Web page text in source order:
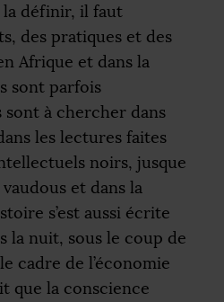
la définir, il faut
des pratiques et des
Afrique et dans la
sont parfois
sont à chercher dans
les lectures faites
noirs, jusque
et dans la
s’est aussi écrite
la nuit, sous le coup de
cadre de l’économie
que la conscience